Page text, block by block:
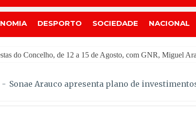
DESPORTO SOCIEDADE NACIONAL
- Sonae Arauco apresenta plano de